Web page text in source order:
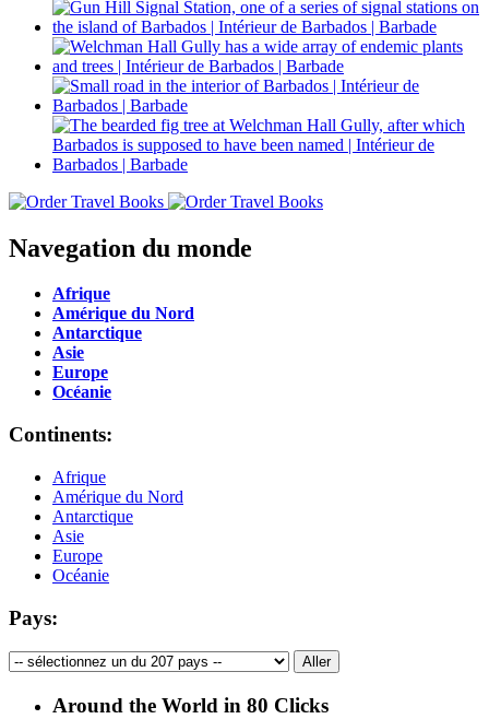
Navegation du monde
Afrique
Amérique du Nord
Antarctique
Asie
Europe
Océanie
Continents:
Afrique
Amérique du Nord
Antarctique
Asie
Europe
Océanie
Pays:
Around the World in 80 Clicks